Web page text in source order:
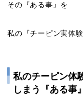
その『ある事 』を
私の『チーピン実体験
私のチーピン体
しまう『ある事